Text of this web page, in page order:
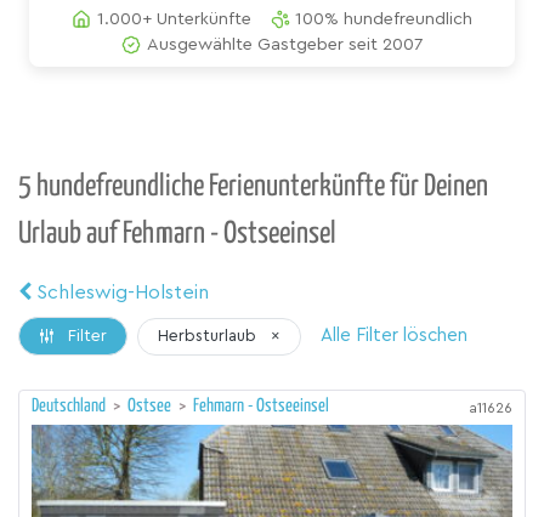
1.000+ Unterkünfte
100% hundefreundlich
Ausgewählte Gastgeber seit 2007
5 hundefreundliche Ferienunterkünfte für Deinen
Urlaub auf Fehmarn - Ostseeinsel
Schleswig-Holstein
Filter Herbsturlaub × Alle Filter löschen
Deutschland > Ostsee > Fehmarn - Ostseeinsel a11626